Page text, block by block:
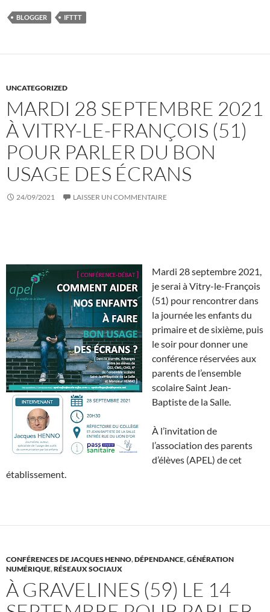
BLOGGER IFTTT
UNCATEGORIZED
MARDI 28 SEPTEMBRE 2021
À VITRY-LE-FRANÇOIS (51)
POUR PARLER DU BON
USAGE DES ÉCRANS
24/09/2021 LAISSER UN COMMENTAIRE
Mardi 28 septembre 2021,
je serai à Vitry-le-François
(51) pour rencontrer dans
la journée les enfants du
primaire et de sixième, puis
le soir pour donner une
conférence réservées aux
parents de l’ensemble
scolaire Saint Jean-
Baptiste de la Salle.
À l’invitation de
l’association des parents
d’élèves (APEL) de cet
établissement.
CONFÉRENCES DE JACQUES HENNO,DÉPENDANCE,GÉNÉRATION
NUMÉRIQUE,RÉSEAUX SOCIAUX
À GRAVELINES (59) LE 14